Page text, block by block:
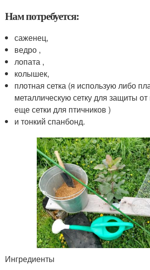
Нам потребуется:
саженец,
ведро ,
лопата ,
колышек,
плотная сетка (я использую либо
металлическую сетку для защиты от
еще сетки для птичников )
и тонкий спанбонд.
Ингредиенты